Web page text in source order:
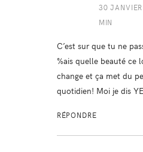
30
MIN
C’est sur que tu ne
%ais quelle beauté ce
change et ça met du
quotidien! Moi je dis
RÉPONDRE